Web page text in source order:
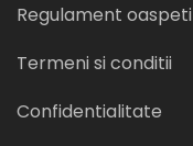
Regulament oaspeti
Termeni si conditii
Confidentialitate